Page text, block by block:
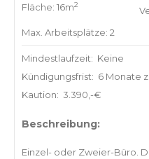
Fläche: 16m2
Max. Arbeitsplätze: 2
Mindestlaufzeit: Keine
Kündigungsfrist: 6 Monate
Kaution: 3.390,-€
Beschreibung:
Einzel- oder Zweier-Büro.